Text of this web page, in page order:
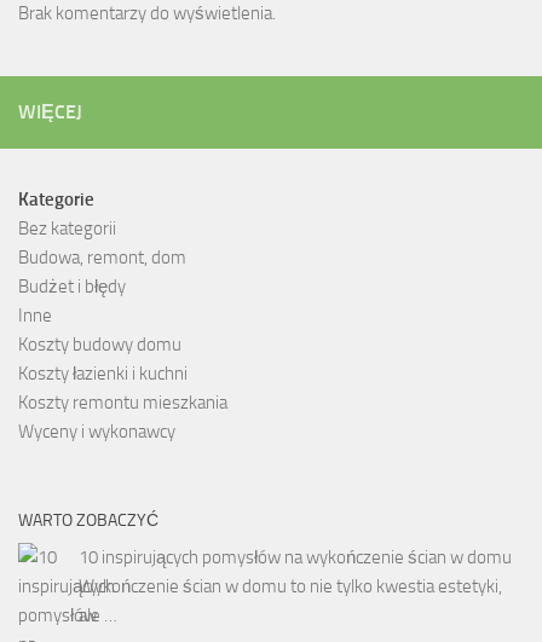
Brak komentarzy do wyświetlenia.
WIĘCEJ
Kategorie
Bez kategorii
Budowa, remont, dom
Budżet i błędy
Inne
Koszty budowy domu
Koszty łazienki i kuchni
Koszty remontu mieszkania
Wyceny i wykonawcy
WARTO ZOBACZYĆ
10 inspirujących pomysłów na wykończenie ścian w domu
Wykończenie ścian w domu to nie tylko kwestia estetyki,
ale …